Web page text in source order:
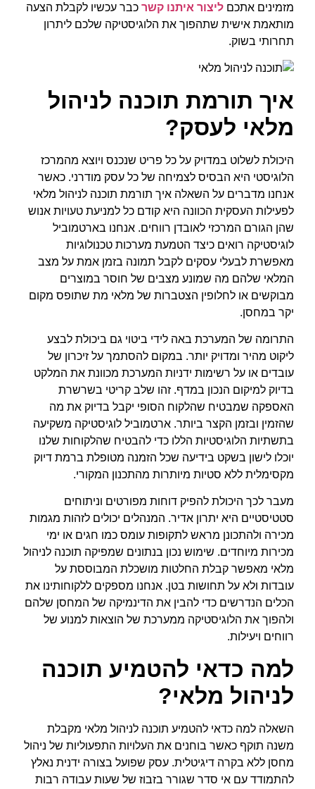
מזמינים אתכם ליצור איתנו קשר כבר עכשיו לקבלת הצעה
מותאמת אישית שתהפוך את הלוגיסטיקה שלכם ליתרון
תחרותי בשוק.
איך תורמת תוכנה לניהול
מלאי לעסק?
היכולת לשלוט במדויק על כל פריט שנכנס ויוצא מהמרכז
הלוגיסטי היא הבסיס לצמיחה של כל עסק מודרני. כאשר
אנחנו מדברים על השאלה איך תורמת תוכנה לניהול מלאי
לפעילות העסקית הכוונה היא קודם כל למניעת טעויות אנוש
שהן הגורם המרכזי לאובדן רווחים. אנחנו בארטמוביל
לוגיסטיקה רואים כיצד הטמעת מערכות טכנולוגיות
מאפשרת לבעלי עסקים לקבל תמונה בזמן אמת על מצב
המלאי שלהם מה שמונע מצבים של חוסר במוצרים
מבוקשים או לחלופין הצטברות של מלאי מת שתופס מקום
יקר במחסן.
התרומה של המערכת באה לידי ביטוי גם ביכולת לבצע
ליקוט מהיר ומדויק יותר. במקום להסתמך על זיכרון של
עובדים או על רשימות ידניות המערכת מכוונת את המלקט
בדיוק למיקום הנכון במדף. זהו שלב קריטי בשרשרת
האספקה שמבטיח שהלקוח הסופי יקבל בדיוק את מה
שהזמין ובזמן הקצר ביותר. ארטמוביל לוגיסטיקה משקיעה
בתשתיות הלוגיסטיות הללו כדי להבטיח שהלקוחות שלנו
יוכלו לישון בשקט בידיעה שכל הזמנה מטופלת ברמת דיוק
מקסימלית ללא סטיות מיותרות מהתכנון המקורי.
מעבר לכך היכולת להפיק דוחות מפורטים וניתוחים
סטטיסטיים היא יתרון אדיר. המנהלים יכולים לזהות מגמות
מכירה ולהתכונן מראש לתקופות עומס כמו חגים או ימי
מכירות מיוחדים. שימוש נכון בנתונים שמפיקה תוכנה לניהול
מלאי מאפשר קבלת החלטות מושכלת המבוססת על
עובדות ולא על תחושות בטן. אנחנו מספקים ללקוחותינו את
הכלים הנדרשים כדי להבין את הדינמיקה של המחסן שלהם
ולהפוך את הלוגיסטיקה ממערכת של הוצאות למנוע של
רווחים ויעילות.
למה כדאי להטמיע תוכנה
לניהול מלאי?
השאלה למה כדאי להטמיע תוכנה לניהול מלאי מקבלת
משנה תוקף כאשר בוחנים את העלויות התפעוליות של ניהול
מחסן ללא בקרה דיגיטלית. עסק שפועל בצורה ידנית נאלץ
להתמודד עם אי סדר שגורר בזבוז של שעות עבודה רבות